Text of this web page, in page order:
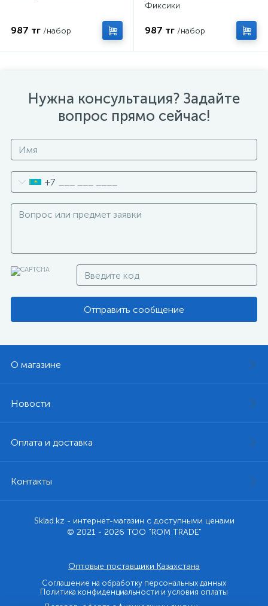
987 тг /набор
Фиксики
987 тг /набор
Нужна консультация? Задайте
вопрос прямо сейчас!
+7
Отправить сообщение
О магазине
Новости
Оплата и доставка
Контакты
Sklad.kz - интернет-магазин с доступными ценами
© 2021 - 2026 ТОО "ROM TRADE"
Оптовые поставщики Казахстана
Соглашение на обработку персональных данных
Политика конфиденциальности и условия оплаты